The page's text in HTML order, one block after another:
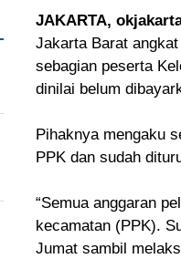
JAKARTA,
Jakarta Barat
sebagian peserta
dinilai belum
Pihaknya mengaku
PPK dan sudah
“Semua anggaran
kecamatan (PPK).
Jumat sambil